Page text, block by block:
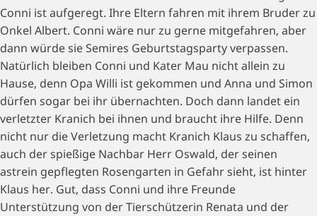
Conni ist aufgeregt. Ihre Eltern fahren mit ihrem Bruder zu
Onkel Albert. Conni wäre nur zu gerne mitgefahren, aber
dann würde sie Semires Geburtstagsparty verpassen.
Natürlich bleiben Conni und Kater Mau nicht allein zu
Hause, denn Opa Willi ist gekommen und Anna und Simon
dürfen sogar bei ihr übernachten. Doch dann landet ein
verletzter Kranich bei ihnen und braucht ihre Hilfe. Denn
nicht nur die Verletzung macht Kranich Klaus zu schaffen,
auch der spießige Nachbar Herr Oswald, der seinen
astrein gepflegten Rosengarten in Gefahr sieht, ist hinter
Klaus her. Gut, dass Conni und ihre Freunde
Unterstützung von der Tierschützerin Renata und der